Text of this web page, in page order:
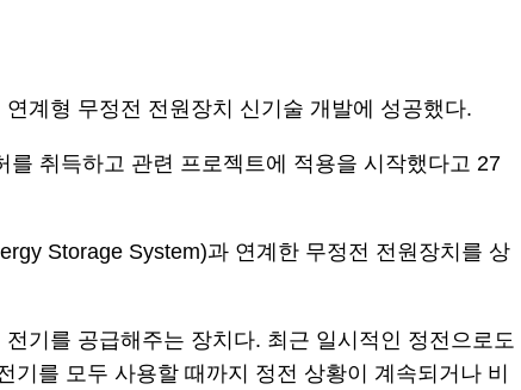
계형 무정전 전원장치 신기술 개발에 성공했다.
를 취득하고 관련 프로젝트에 적용을 시작했다고 27
Storage System)과 연계한 무정전 전원장치를 상
기를 공급해주는 장치다. 최근 일시적인 정전으로도
를 모두 사용할 때까지 정전 상황이 계속되거나 비